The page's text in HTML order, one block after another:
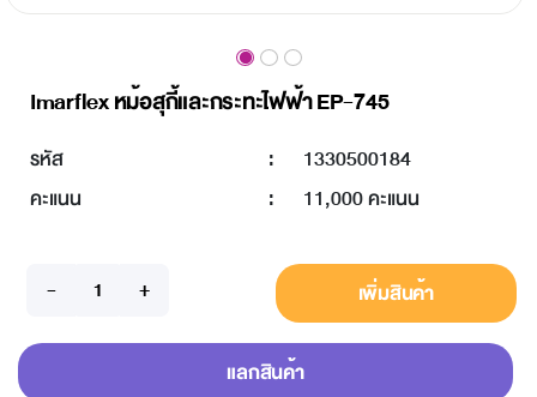
Imarflex หม้อสุกี้และกระทะไฟฟ้า EP-745
รหัส :
1330500184
คะแนน
: 11,000 คะแนน
เพิ่มสินค้า
แลกสินค้า